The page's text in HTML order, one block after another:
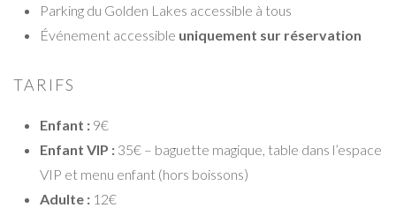
Parking du Golden Lakes accessible à tous
Événement accessible uniquement sur réservation
TARIFS
Enfant : 9€
Enfant VIP : 35€ – baguette magique, table dans l’espace
VIP et menu enfant (hors boissons)
Adulte : 12€